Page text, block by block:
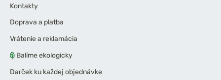
Kontakty
Doprava a platba
Vrátenie a reklamácia
Balíme ekologicky
Darček ku každej objednávke